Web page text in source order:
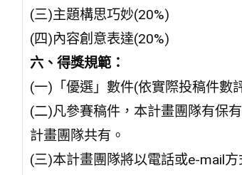
(三)主題構思巧妙(20%)
(四)內容創意表達(20%)
六、得獎規範：
(一)「優選」數件(依實際投稿件數
(二)凡參賽稿件，本計畫團隊有保
計畫團隊共有。
(三)本計畫團隊將以電話或e-mail